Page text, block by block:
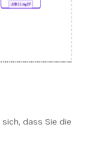
dass Sie die